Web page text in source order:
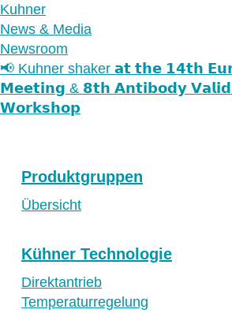
Kuhner
News & Media
Newsroom
📢 Kuhner shaker 𝗮𝘁 𝘁𝗵𝗲 𝟭𝟰𝘁𝗵
𝗠𝗲𝗲𝘁𝗶𝗻𝗴 & 𝟴𝘁𝗵 𝗔𝗻𝘁𝗶𝗯𝗼𝗱𝘆
𝗪𝗼𝗿𝗸𝘀𝗵𝗼𝗽
Produktgruppen
Übersicht
Kühner Technologie
Direktantrieb
Temperaturregelung